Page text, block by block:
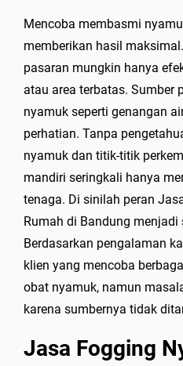
Mencoba membasmi
memberikan hasil
pasaran mungkin hanya
atau area terbatas. Sumber
nyamuk seperti genangan
perhatian. Tanpa
nyamuk dan titik-titik
mandiri seringkali hanya
tenaga. Di sinilah peran
Rumah di Bandung menjadi
Berdasarkan pengalaman
klien yang mencoba
obat nyamuk, namun
karena sumbernya tidak
Jasa Fogging